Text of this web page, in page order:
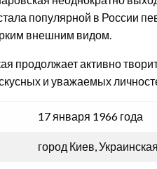
популярной в России
внешним видом.
продолжает активно
и уважаемых
17 января 1966 года
город Киев,